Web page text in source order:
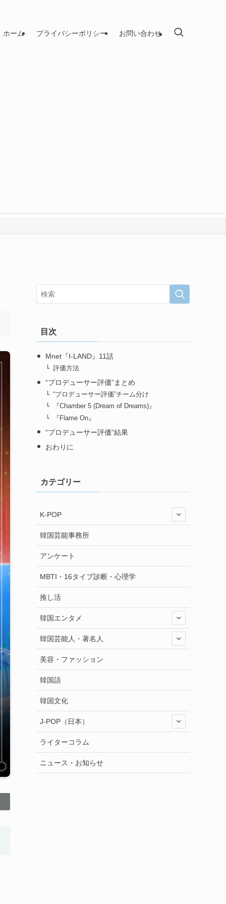
ホーム プライバシーポリシー お問い合わせ
目次
Mnet『I-LAND』11話
評価方法
“プロデューサー評価”まとめ
“プロデューサー評価”チーム分け
『Chamber 5 (Dream of Dreams)』
『Flame On』
“プロデューサー評価”結果
おわりに
カテゴリー
K-POP
韓国芸能事務所
アンケート
MBTI・16タイプ診断・心理学
推し活
韓国エンタメ
韓国芸能人・著名人
美容・ファッション
韓国語
韓国文化
J-POP（日本）
ライターコラム
ニュース・お知らせ